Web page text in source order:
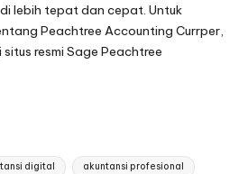
lebih tepat dan cepat. Untuk
Peachtree Accounting Currper,
situs resmi Sage Peachtree
digital akuntansi profesional